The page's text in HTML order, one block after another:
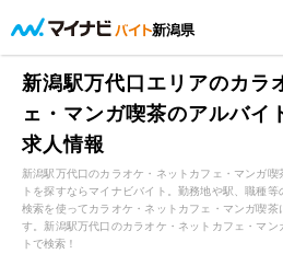
新潟県
新潟駅万代口エリアのカラ
ェ・マンガ喫茶のアルバイ
求人情報
新潟駅万代口のカラオケ・ネットカフェ・マンガ
トを探すならマイナビバイト。勤務地や駅、職種
検索を使ってカラオケ・ネットカフェ・マンガ喫茶
す。新潟駅万代口のカラオケ・ネットカフェ・マン
トで検索！